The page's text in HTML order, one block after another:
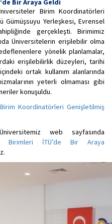
Bir Araya Geldi
Birim Koordinatörleri
Gümüşsuyu Yerleşkesi, Evrensel
gerçekleşti. Birimimiz
Üniversitelerin erişilebilir olma
yönelik planlamalar,
erişilebilirlik düzeyleri, tarihi
ortak kullanım alanlarında
yeterli olmaması gibi
konuşuldu.
Koordinatörleri Genişletilmiş
web sayfasında
Birimleri İTÜ’de Bir Araya